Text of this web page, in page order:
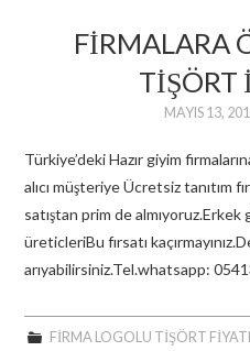
FİRMALARA
TİŞÖRT
MAYIS 13,
Türkiye’deki Hazır giyim
alıcı müşteriye Ücretsiz tanıtım
satıştan prim de
üreticleriBu fırsatı
arıyabilirsiniz.Tel.whatsapp:
FIRMA LOGOLU TIŞÖRT